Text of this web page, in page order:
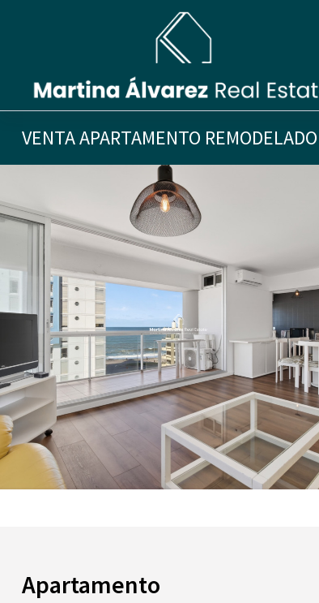
VENTA APARTAMENTO
Apartamento